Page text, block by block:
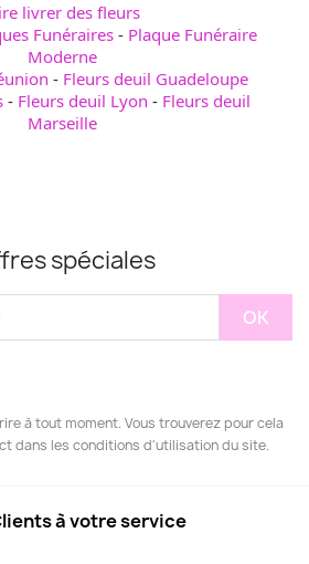
livrer des fleurs
Funéraires- Plaque Funéraire
Moderne
- Fleurs deuil Guadeloupe
- Fleurs deuil Lyon - Fleurs deuil
Marseille
spéciales
à tout moment. Vous trouverez pour cela
dans les conditions d'utilisation du site.
à votre service